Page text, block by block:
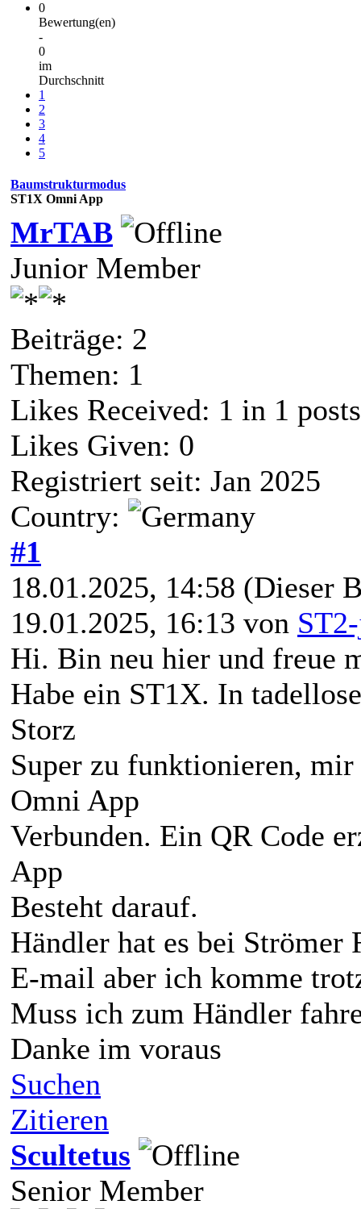
0
Bewertung(en)
-
0
im
Durchschnitt
1
2
3
4
5
Baumstrukturmodus
ST1X Omni App
MrTAB
Junior Member
Beiträge: 2
Themen: 1
Likes Received: 1 in 1 posts
Likes Given: 0
Registriert seit: Jan 2025
Country:
#1
18.01.2025, 14:58 (Dieser
19.01.2025, 16:13 von
Hi. Bin neu hier und freue
Habe ein ST1X. In
Storz
Super zu funktionieren,
Omni App
Verbunden. Ein QR Code
App
Besteht darauf.
Händler hat es bei Strömer
E-mail aber ich komme
Muss ich zum Händler
Danke im voraus
Suchen
Zitieren
Scultetus
Senior Member